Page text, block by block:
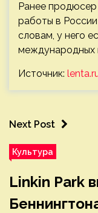
Ранее
работы в
словам, у него
международных
Источник:
Next Post
Культура
Linkin Park